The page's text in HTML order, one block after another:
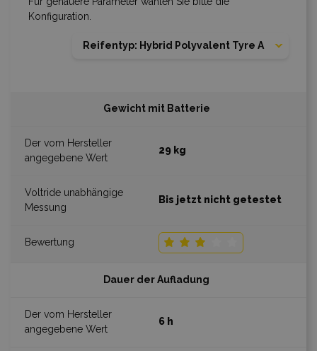
Konfiguration.
Reifentyp: Hybrid Polyvalent Tyre A
Gewicht mit Batterie
29 kg
Bis jetzt nicht getestet
Dauer der Aufladung
6 h